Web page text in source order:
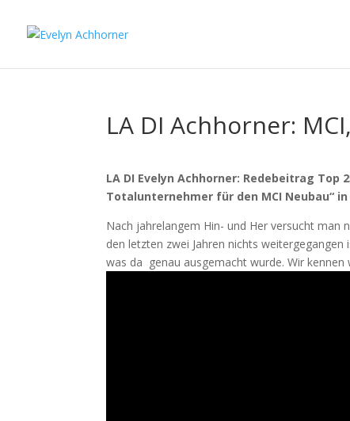
LA DI Achhorner:
LA DI Evelyn Achhorner: Redebeitrag Top
Totalunternehmer für den MCI Neubau“
Nach jahrelangem Hin- und Her versucht man
den letzten zwei Jahren nichts
was da genau ausgemacht wurde. Wir kennen